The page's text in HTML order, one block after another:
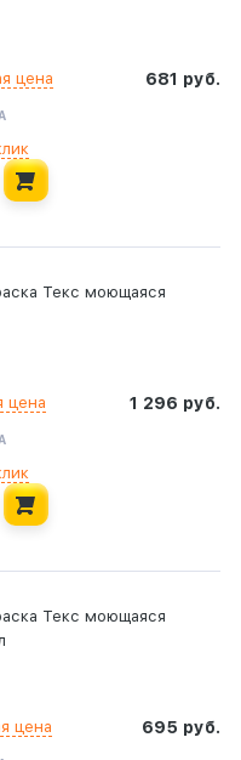
681 руб.
цена
Текс моющаяся
1 296 руб.
цена
Текс моющаяся
695 руб.
цена